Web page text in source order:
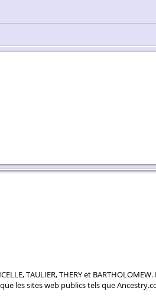
TAULIER, THERY et
les sites web publics tels que